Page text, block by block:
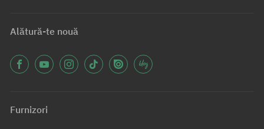
Alătură-te nouă
Furnizori